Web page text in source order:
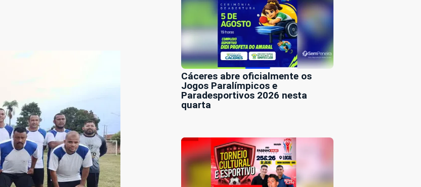
Cáceres abre oficialmente os
Jogos Paralímpicos e
Paradesportivos 2026 nesta
quarta